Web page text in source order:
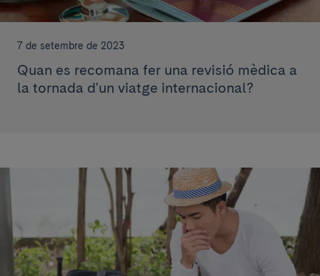
7 de setembre de 2023
Quan es recomana fer una revisió mèdica a
la tornada d'un viatge internacional?